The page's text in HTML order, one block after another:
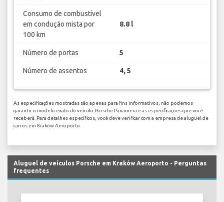
Consumo de combustível
em condução mista por
100 km
8.8 l
Número de portas 5
Número de assentos 4, 5
As especificações mostradas são apenas para fins informativos, não podemos
garantir o modelo exato do veículo Porsche Panamera e as especificações que você
receberá. Para detalhes específicos, você deve verificar com a empresa de aluguel de
carros em Kraków Aeroporto.
Aluguel de veículos Porsche em Kraków Aeroporto - Perguntas
frequentes